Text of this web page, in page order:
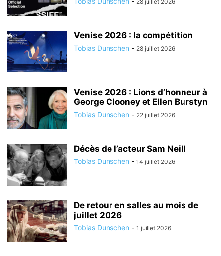
28 juillet 2026
Venise 2026 : la compétition
Tobias Dunschen - 28 juillet 2026
Venise 2026 : Lions d’honneur à
George Clooney et Ellen Burstyn
Tobias Dunschen - 22 juillet 2026
Décès de l’acteur Sam Neill
Tobias Dunschen - 14 juillet 2026
De retour en salles au mois de
juillet 2026
Tobias Dunschen - 1 juillet 2026